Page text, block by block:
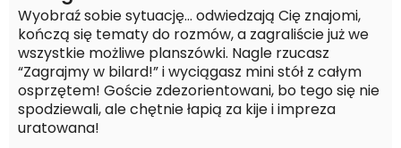
Wyobraź sobie sytuację… odwiedzają Cię znajomi,
kończą się tematy do rozmów, a zagraliście już we
wszystkie możliwe planszówki. Nagle rzucasz
“Zagrajmy w bilard!” i wyciągasz mini stół z całym
osprzętem! Goście zdezorientowani, bo tego się nie
spodziewali, ale chętnie łapią za kije i impreza
uratowana!